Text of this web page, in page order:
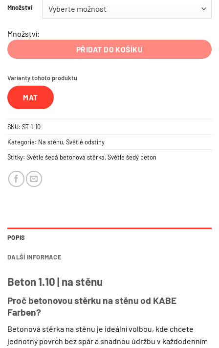
Množství
Množství:
PŘIDAT DO KOŠÍKU
Varianty tohoto produktu
MAT
SKU: ST-1-10
Kategorie: Na stěnu,Světlé odstíny
Štítky: Světle šedá betonová stěrka,Světle šedý beton
POPIS
DALŠÍ INFORMACE
Beton 1.10 | na stěnu
Proč betonovou stěrku na stěnu od KABE
Farben?
Betonová stěrka na stěnu je ideální volbou, kde chcete
jednotný povrch bez spár a snadnou údržbu v každodenním